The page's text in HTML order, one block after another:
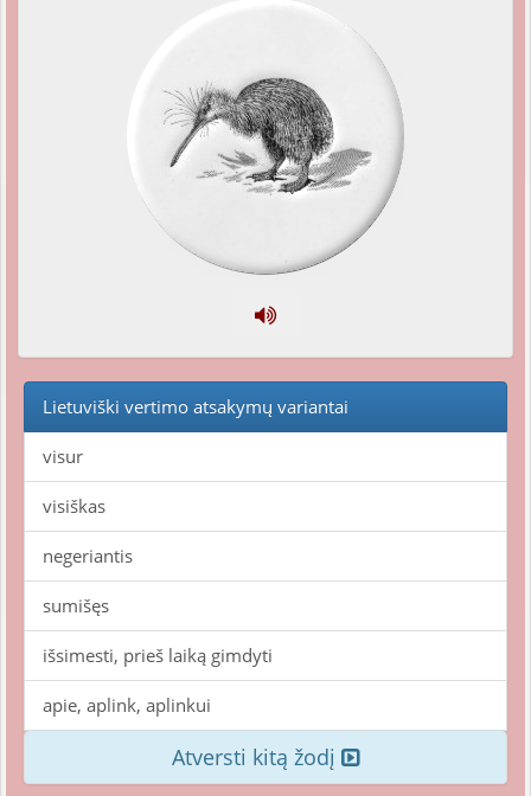
Lietuviški vertimo atsakymų variantai
visur
visiškas
negeriantis
sumišęs
išsimesti, prieš laiką gimdyti
apie, aplink, aplinkui
Atversti kitą žodį